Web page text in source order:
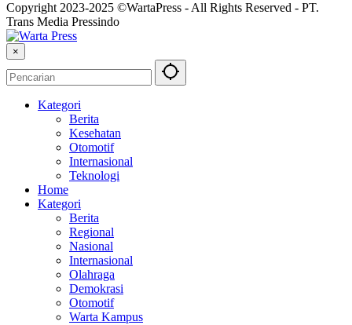
Copyright 2023-2025 ©WartaPress - All Rights Reserved - PT.
Trans Media Pressindo
×
Kategori
Berita
Kesehatan
Otomotif
Internasional
Teknologi
Home
Kategori
Berita
Regional
Nasional
Internasional
Olahraga
Demokrasi
Otomotif
Warta Kampus